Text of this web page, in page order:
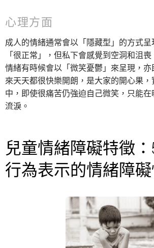
心理方面
成人的情緒通常會以「隱藏型」的方式
「很正常」，但私下會感覺到空洞和沮
情緒有時候會以「微笑憂鬱」來呈現，
來天天都很快樂開朗，是大家的開心果
中，即使很痛苦仍強迫自己微笑，只能
流淚。
兒童情緒障礙特徵
行為表示的情緒障